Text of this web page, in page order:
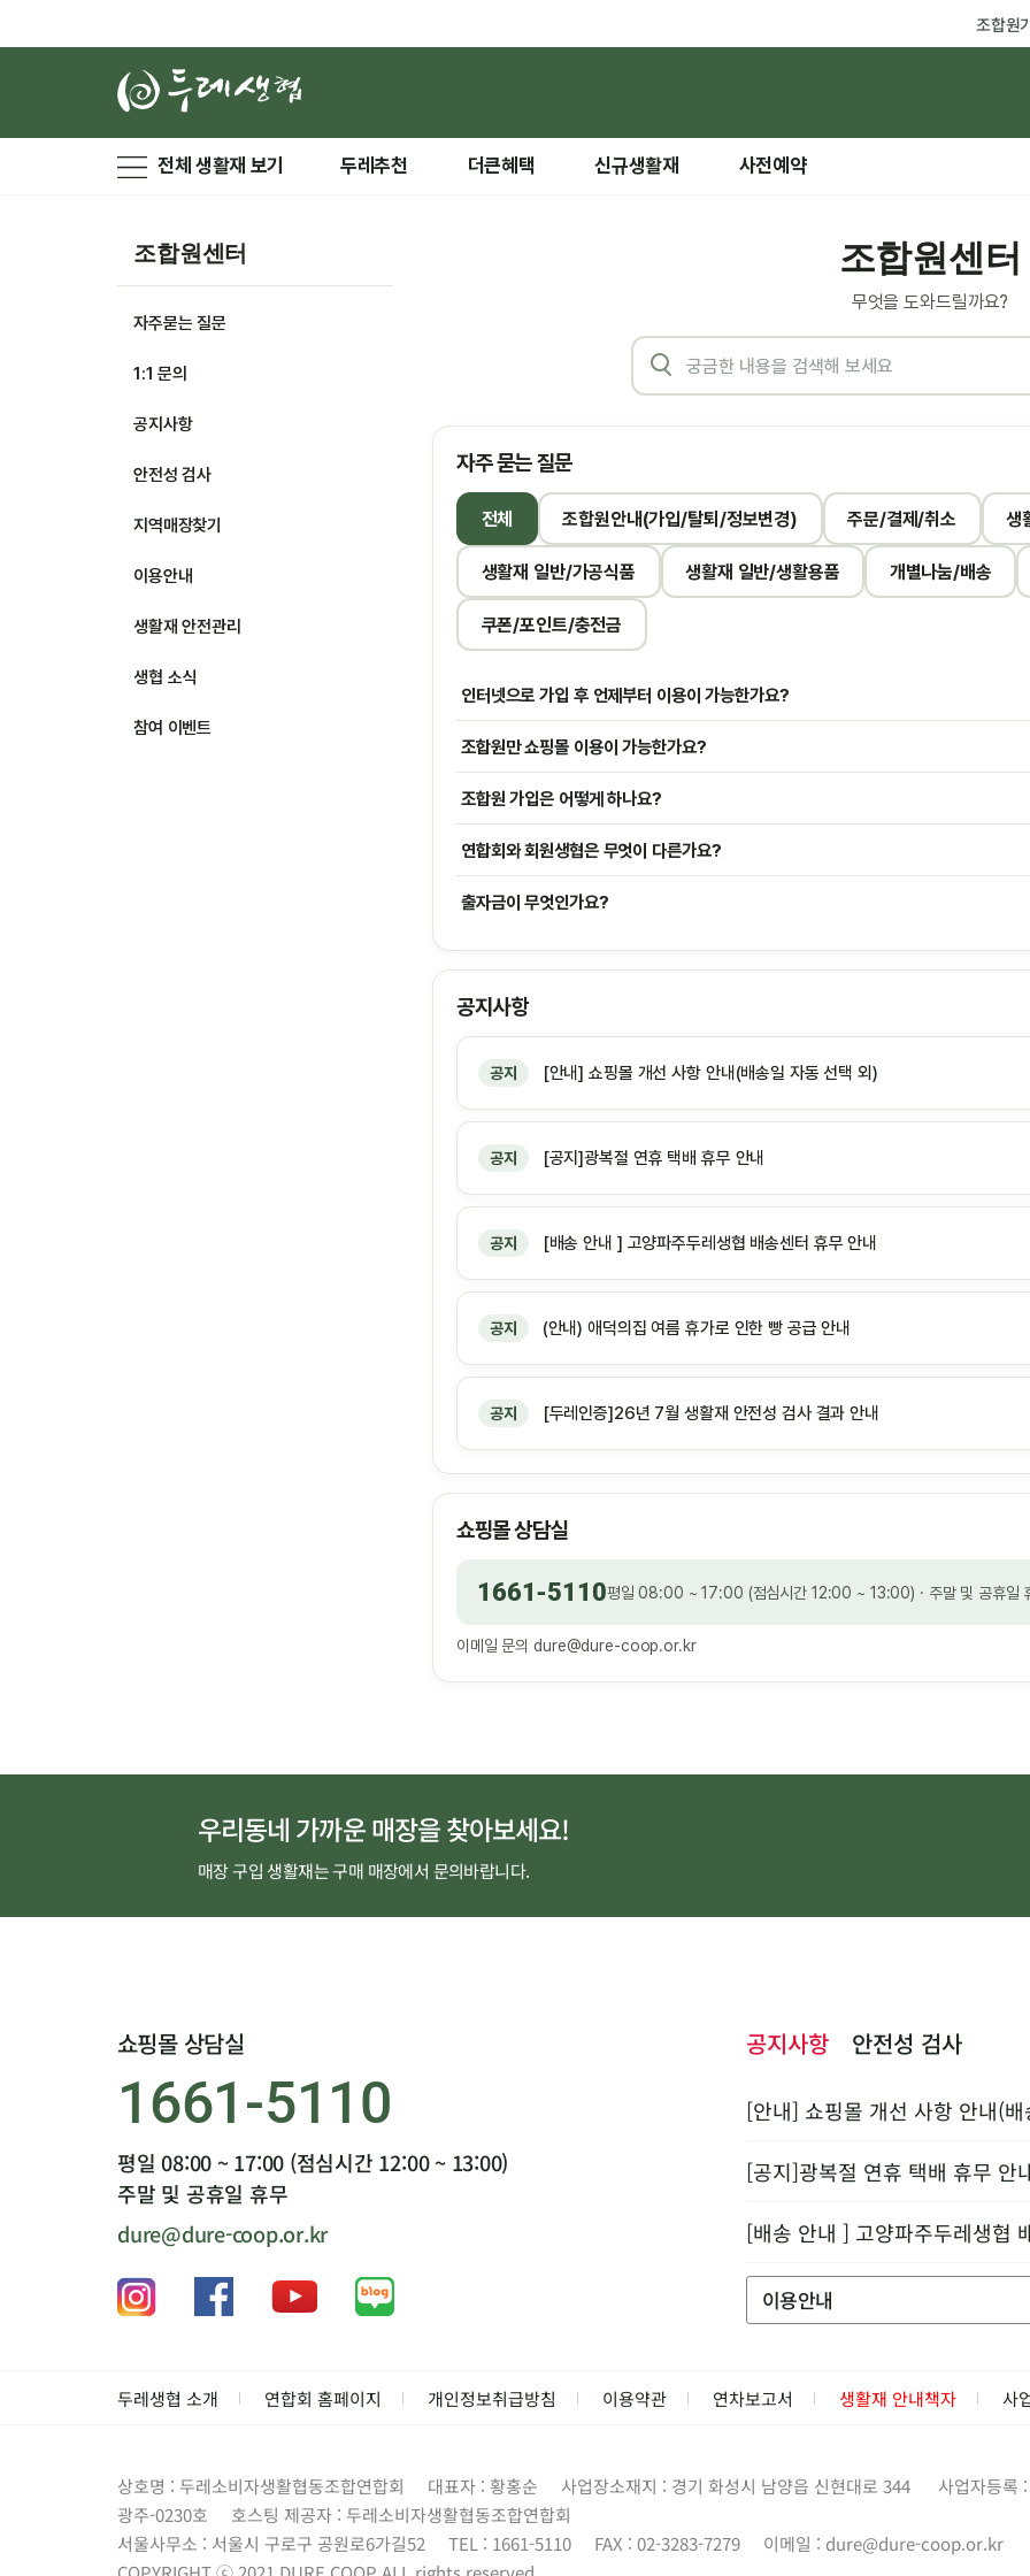
조합원
전체 생활재 보기 두레추천 더큰혜택 신규생활재 사전예약
조합원센터
자주묻는 질문
1:1 문의
공지사항
안전성 검사
지역매장찾기
이용안내
생활재 안전관리
생협 소식
참여 이벤트
조합원센터
무엇을 도와드릴까요?
자주 묻는 질문
전체 조합원안내(가입/탈퇴/정보변경) 주문/결제/취소 생
생활재 일반/가공식품 생활재 일반/생활용품 개별나눔/배송
쿠폰/포인트/충전금
인터넷으로 가입 후 언제부터 이용이 가능한가요?
조합원만 쇼핑몰 이용이 가능한가요?
조합원 가입은 어떻게 하나요?
연합회와 회원생협은 무엇이 다른가요?
출자금이 무엇인가요?
공지사항
공지 [안내] 쇼핑몰 개선 사항 안내(배송일 자동 선택 외)
공지 [공지]광복절 연휴 택배 휴무 안내
공지 [배송 안내 ] 고양파주두레생협 배송센터 휴무 안내
공지 (안내) 애덕의집 여름 휴가로 인한 빵 공급 안내
공지 [두레인증]26년 7월 생활재 안전성 검사 결과 안내
쇼핑몰 상담실
1661-5110평일 08:00 ~ 17:00 (점심시간 12:00 ~ 13:00) · 주말 및 공휴일
이메일 문의dure@dure-coop.or.kr
우리동네 가까운 매장을 찾아보세요!
매장 구입 생활재는 구매 매장에서 문의바랍니다.
쇼핑몰 상담실
1661-5110
평일 08:00 ~ 17:00 (점심시간 12:00 ~ 13:00)
주말 및 공휴일 휴무
dure@dure-coop.or.kr
공지사항 안전성 검사
[안내] 쇼핑몰 개선 사항 안내(
[공지]광복절 연휴 택배 휴무 안
[배송 안내 ] 고양파주두레생협
이용안내
두레생협 소개 연합회 홈페이지 개인정보취급방침 이용약관 연차보고서 생활재 안내책자 사
상호명 : 두레소비자생활협동조합연합회 대표자 : 황홍순 사업장소재지 : 경기 화성시 남양읍 신현대로 344
사업자등록
광주-0230호
호스팅 제공자 : 두레소비자생활협동조합연합회
서울사무소 : 서울시 구로구 공원로6가길52
TEL : 1661-5110 FAX : 02-3283-7279 이메일 : dure@dure-coop.or.kr